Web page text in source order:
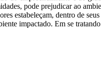
pode prejudicar ao
estabeleçam, dentro de
impactado. Em se